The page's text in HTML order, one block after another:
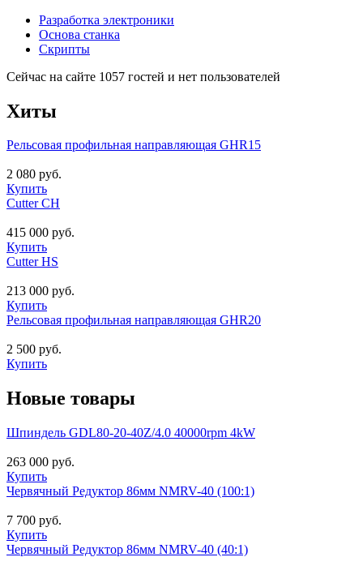
Разработка электроники
Основа станка
Скрипты
Сейчас на сайте 1057 гостей и нет пользователей
Хиты
Рельсовая профильная направляющая GHR15
2 080 руб.
Купить
Cutter CH
415 000 руб.
Купить
Cutter HS
213 000 руб.
Купить
Рельсовая профильная направляющая GHR20
2 500 руб.
Купить
Новые товары
Шпиндель GDL80-20-40Z/4.0 40000rpm 4kW
263 000 руб.
Купить
Червячный Редуктор 86мм NMRV-40 (100:1)
7 700 руб.
Купить
Червячный Редуктор 86мм NMRV-40 (40:1)